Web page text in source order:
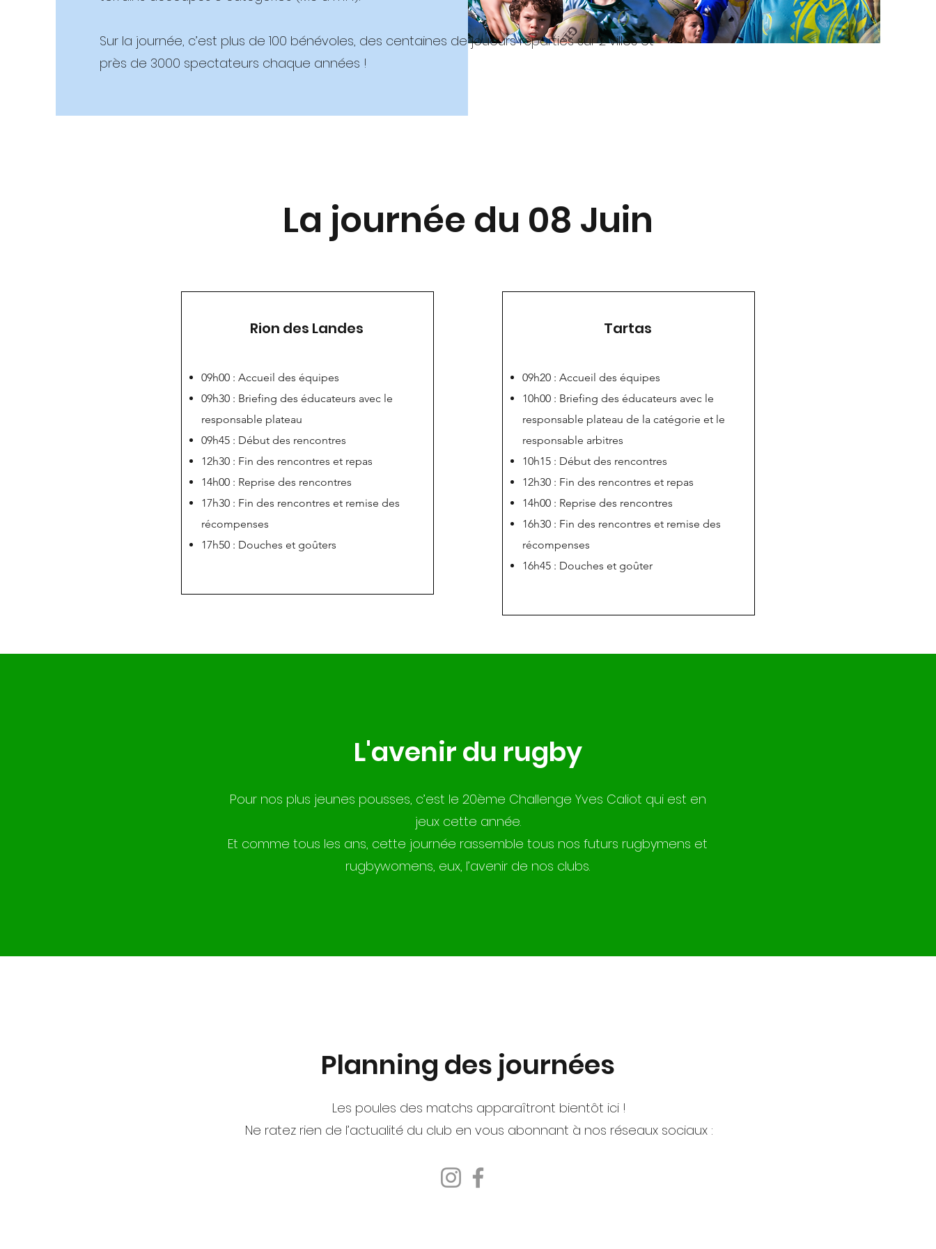
Sur la journée, c’est plus de 100 bénévoles, des centaines de joueurs réparties sur 2 villes et
près de 3000 spectateurs chaque années !
La journée du 08 Juin
Rion des Landes
09h00 : Accueil des équipes
09h30 : Briefing des éducateurs avec le
responsable plateau
09h45 : Début des rencontres
12h30 : Fin des rencontres et repas
14h00 : Reprise des rencontres
17h30 : Fin des rencontres et remise des
récompenses
17h50 : Douches et goûters
Tartas
09h20 : Accueil des équipes
10h00 : Briefing des éducateurs avec le
responsable plateau de la catégorie et le
responsable arbitres
10h15 : Début des rencontres
12h30 : Fin des rencontres et repas
14h00 : Reprise des rencontres
16h30 : Fin des rencontres et remise des
récompenses
16h45 : Douches et goûter
L'avenir du rugby
Pour nos plus jeunes pousses, c’est le 20ème Challenge Yves Caliot qui est en
jeux cette année.
Et comme tous les ans, cette journée rassemble tous nos futurs rugbymens et
rugbywomens, eux, l’avenir de nos clubs.
Planning des journées
Les poules des matchs apparaîtront bientôt ici !
Ne ratez rien de l’actualité du club en vous abonnant à nos réseaux sociaux :